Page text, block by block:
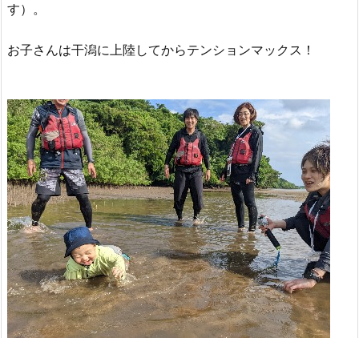
す）。
お子さんは干潟に上陸してからテンションマックス！